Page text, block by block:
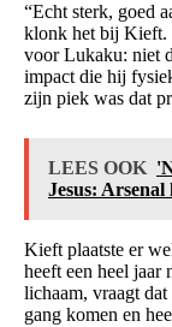
“Echt sterk, goed
klonk het bij Kieft.
voor Lukaku: niet
impact die hij
zijn piek was dat
LEES OOK
Jesus:
Kieft plaatste er
heeft een heel jaar
lichaam, vraagt
gang komen en